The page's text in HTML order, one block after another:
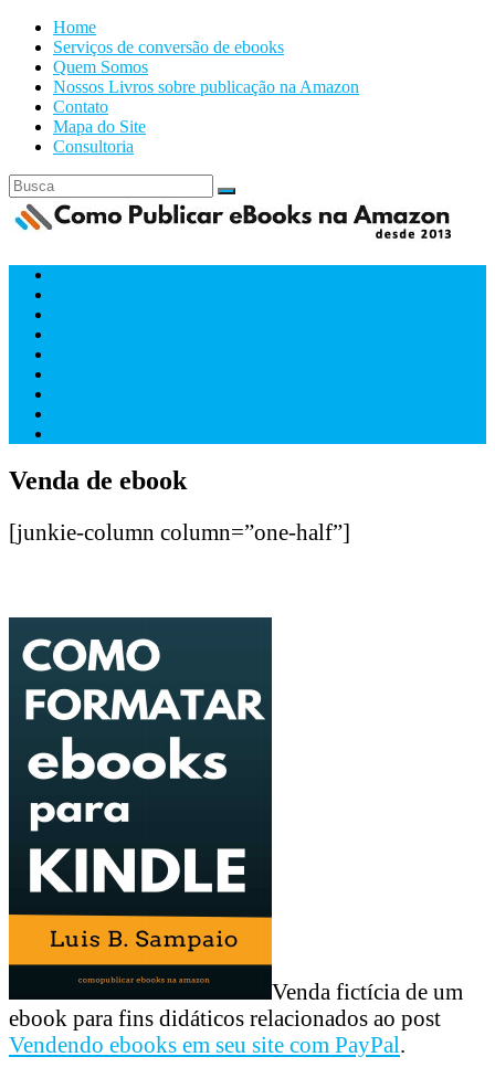
Home
Serviços de conversão de ebooks
Quem Somos
Nossos Livros sobre publicação na Amazon
Contato
Mapa do Site
Consultoria
Venda de ebook
[junkie-column column=”one-half”]
Venda fictícia de um
ebook para fins didáticos relacionados ao post
Vendendo ebooks em seu site com PayPal.